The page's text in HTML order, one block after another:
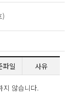
)
파일 사유
지 않습니다.